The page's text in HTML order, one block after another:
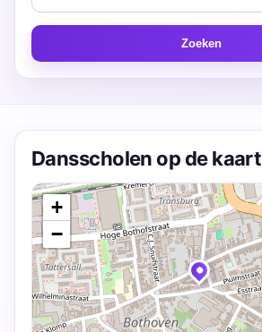
Zoeken
Dansscholen op de kaart
+
−